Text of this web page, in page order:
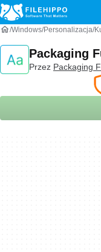
Windows Personalizacja
Packaging
Przez Packaging